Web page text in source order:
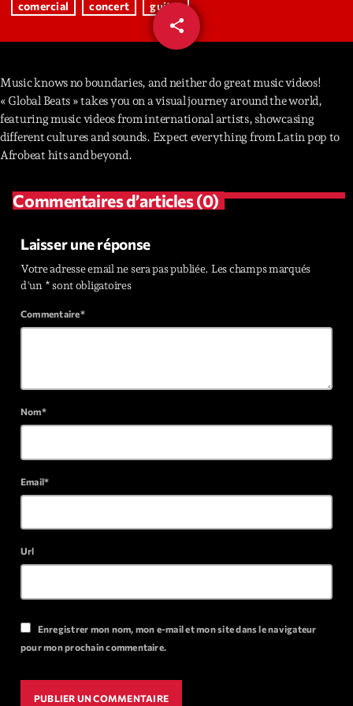
Featured
Music Industry
Events
Concerts
Blog keyboard_arrow_down
Blog Masonry
Blog No Sidebar
Blog Sidebar
Podcasts
Promote
Contacts
Archives
septembre 2025
janvier 2025
janvier 2024
octobre 2022
mai 2021
comercial concert guitar
share
email
Music knows no boundaries, and neither do great music videos!
« Global Beats » takes you on a visual journey around the world,
featuring music videos from international artists, showcasing
different cultures and sounds. Expect everything from Latin pop to
Afrobeat hits and beyond.
Commentaires d’articles (0)
Laisser une réponse
Votre adresse email ne sera pas publiée. Les champs marqués
d'un * sont obligatoires
Commentaire*
Nom*
Email*
Url
Enregistrer mon nom, mon e-mail et mon site dans le navigateur
pour mon prochain commentaire.